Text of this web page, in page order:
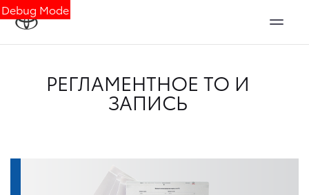
Debug Mode
РЕГЛАМЕНТНОЕ ТО И
ЗАПИСЬ